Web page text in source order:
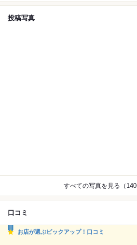
投稿写真
すべての写真を見る（
口コミ
お店が選ぶピックアップ！口コミ